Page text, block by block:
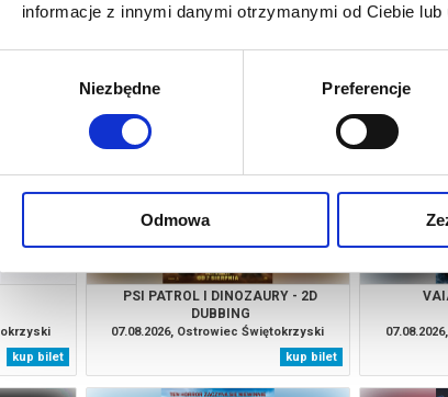
informacje z innymi danymi otrzymanymi od Ciebie
Niezbędne Preferencje
Odmowa
organizatora
kup bilet
PSI PATROL I DINOZAURY - 2D
DUBBING
07.08.2026, Ostrowiec Świętokrzyski
kup bilet